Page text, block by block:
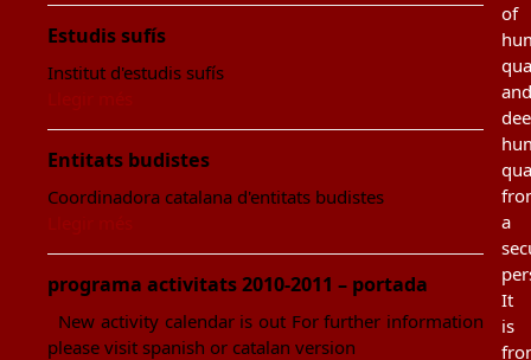
Estudis sufís
Institut d'estudis sufís
Entitats budistes
Coordinadora catalana d'entitats budistes
programa activitats 2010-2011 – portada
New activity calendar is out For further information
please visit spanish or catalan version
of
and
a
It
is